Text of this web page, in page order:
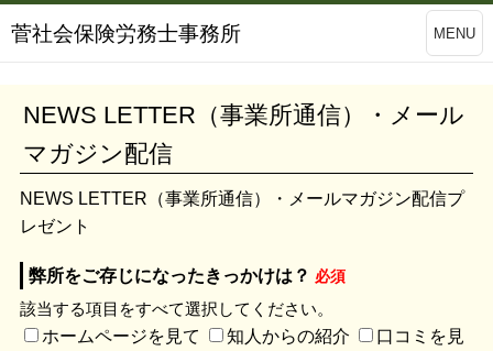
菅社会保険労務士事務所 MENU
NEWS LETTER（事業所通信）・メール
マガジン配信
NEWS LETTER（事業所通信）・メールマガジン配信プ
レゼント
弊所をご存じになったきっかけは？ 必須
該当する項目をすべて選択してください。
ホームページを見て
知人からの紹介
口コミを見